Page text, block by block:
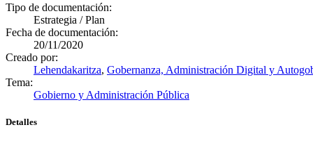
Tipo de documentación:
Estrategia / Plan
Fecha de documentación:
20/11/2020
Creado por:
Lehendakaritza, Gobernanza, Administración Digital y
Tema:
Gobierno y Administración Pública
Detalles